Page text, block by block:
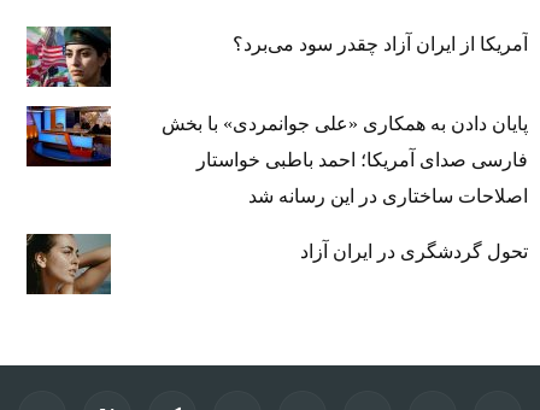
آمریکا از ایران آزاد چقدر سود می‌برد؟
پایان دادن به همکاری «علی جوانمردی» با بخش
فارسی صدای آمریکا؛ احمد باطبی خواستار
اصلاحات ساختاری در این رسانه شد
تحول گردشگری در ایران آزاد